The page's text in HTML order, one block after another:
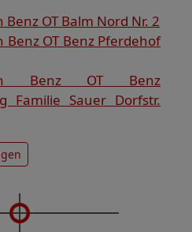
OT Balm Nord Nr. 2
Benz OT Benz Pferdehof
Benz OT Benz
Familie Sauer Dorfstr.